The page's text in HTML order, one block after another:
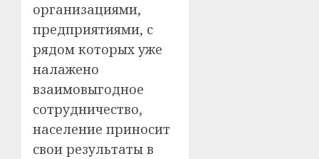
организациями,
предприятиями, с
рядом которых уже
налажено
взаимовыгодное
сотрудничество,
население приносит
свои результаты в